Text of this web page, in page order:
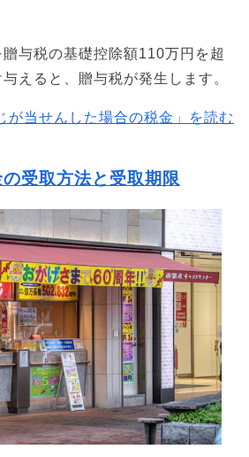
与税の基礎控除額110万円を超
えると、贈与税が発生します。
が当せんした場合の税金」を読む
受取方法と受取期限